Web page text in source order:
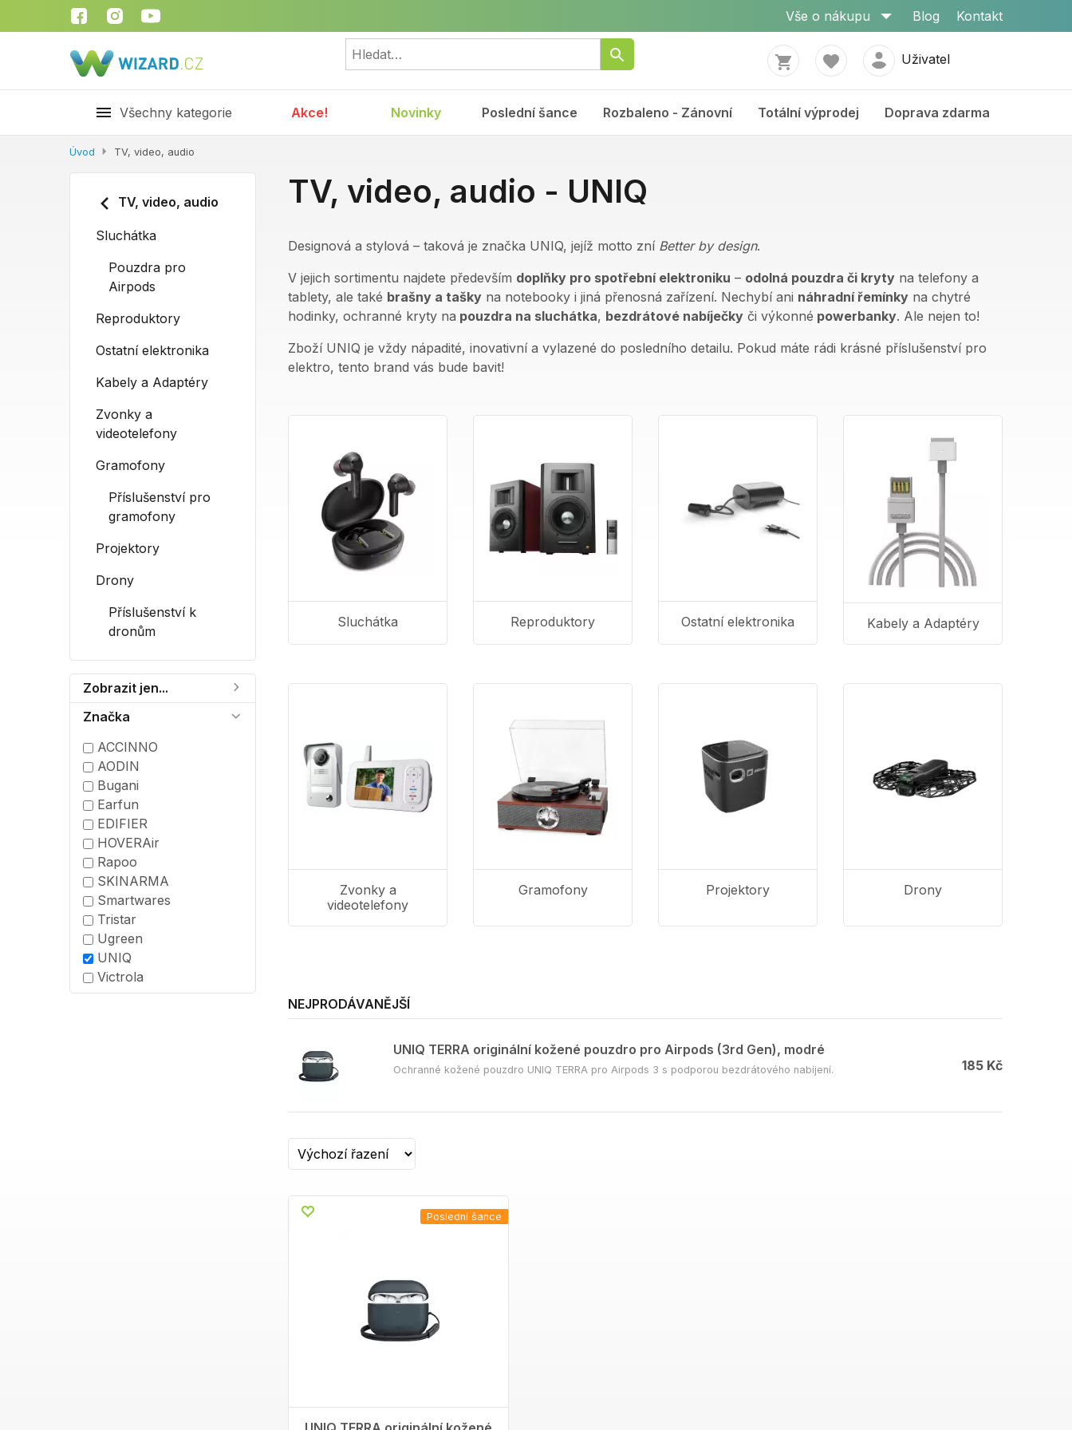
Vše o nákupu Blog Kontakt
Uživatel
Všechny kategorie Akce! Novinky Poslední šance Rozbaleno - Zánovní Totální výprodej Doprava zdarma
Úvod TV, video, audio
TV, video, audio
Sluchátka
Pouzdra pro
Airpods
Reproduktory
Ostatní elektronika
Kabely a Adaptéry
Zvonky a
videotelefony
Gramofony
Příslušenství pro
gramofony
Projektory
Drony
Příslušenství k
dronům
Zobrazit jen...
Značka
ACCINNO
AODIN
Bugani
Earfun
EDIFIER
HOVERAir
Rapoo
SKINARMA
Smartwares
Tristar
Ugreen
UNIQ
Victrola
TV, video, audio - UNIQ
Designová a stylová – taková je značka UNIQ, jejíž motto zní Better by design.
V jejich sortimentu najdete především doplňky pro spotřební elektroniku – odolná pouzdra či kryty na telefony a
tablety, ale také brašny a tašky na notebooky i jiná přenosná zařízení. Nechybí ani náhradní řemínky na chytré
hodinky, ochranné kryty na pouzdra na sluchátka, bezdrátové nabíječky či výkonné powerbanky. Ale nejen to!
Zboží UNIQ je vždy nápadité, inovativní a vylazené do posledního detailu. Pokud máte rádi krásné příslušenství pro
elektro, tento brand vás bude bavit!
Sluchátka Reproduktory Ostatní elektronika Kabely a Adaptéry
Zvonky a
videotelefony
Gramofony Projektory Drony
NEJPRODÁVANĚJŠÍ
UNIQ TERRA originální kožené pouzdro pro Airpods (3rd Gen), modré
Ochranné kožené pouzdro UNIQ TERRA pro Airpods 3 s podporou bezdrátového nabíjení. 185 Kč
Poslední šance